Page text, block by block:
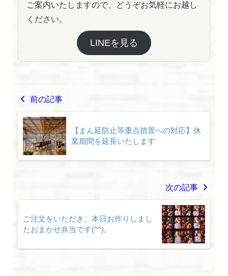
ご案内いたしますので、どうぞお気軽にお越し
ください。
LINEを見る
前の記事
【まん延防止等重点措置への対応】休
業期間を延長いたします
次の記事
ご注文をいただき、本日お作りしまし
たおまかせ弁当です(^^)。